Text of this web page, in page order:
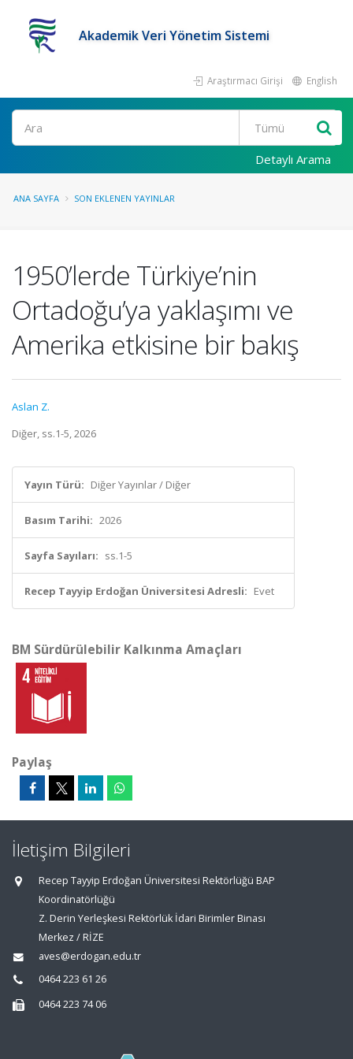
Akademik Veri Yönetim Sistemi
Araştırmacı Girişi English
Ara
Detaylı Arama
ANA SAYFA SON EKLENEN YAYINLAR
1950’lerde Türkiye’nin
Ortadoğu’ya yaklaşımı ve
Amerika etkisine bir bakış
Aslan Z.
Diğer, ss.1-5, 2026
Yayın Türü: Diğer Yayınlar / Diğer
Basım Tarihi: 2026
Sayfa Sayıları: ss.1-5
Recep Tayyip Erdoğan Üniversitesi Adresli: Evet
BM Sürdürülebilir Kalkınma Amaçları
Paylaş
İletişim Bilgileri
Recep Tayyip Erdoğan Üniversitesi Rektörlüğü BAP
Koordinatörlüğü
Z. Derin Yerleşkesi Rektörlük İdari Birimler Binası
Merkez / RİZE
aves@erdogan.edu.tr
0464 223 61 26
0464 223 74 06